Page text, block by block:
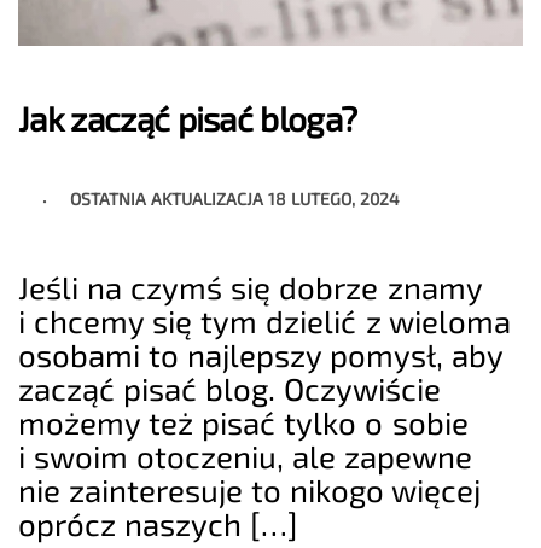
Jak zacząć pisać bloga?
OSTATNIA AKTUALIZACJA18 LUTEGO, 2024
Jeśli na czymś się dobrze znamy
i chcemy się tym dzielić z wieloma
osobami to najlepszy pomysł, aby
zacząć pisać blog. Oczywiście
możemy też pisać tylko o sobie
i swoim otoczeniu, ale zapewne
nie zainteresuje to nikogo więcej
oprócz naszych […]